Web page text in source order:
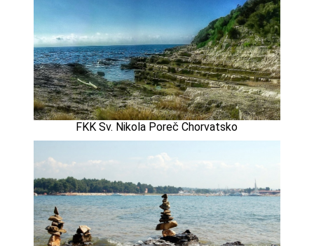
FKK Sv. Nikola Poreč Chorvatsko